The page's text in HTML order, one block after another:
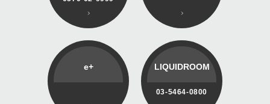
e+ LIQUIDROOM
03-5464-0800